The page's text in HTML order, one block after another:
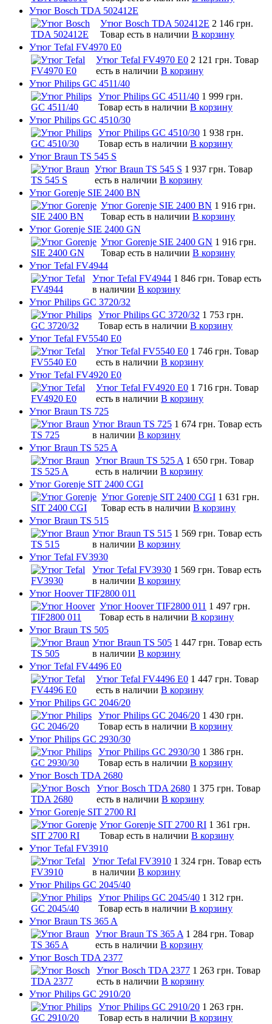
Утюг Bosch TDA 502412E
Утюг Bosch TDA 502412E 2 146 грн.
Товар есть в наличии В корзину
Утюг Tefal FV4970 E0
Утюг Tefal FV4970 E0 2 121 грн. Товар
есть в наличии В корзину
Утюг Philips GC 4511/40
Утюг Philips GC 4511/40 1 999 грн.
Товар есть в наличии В корзину
Утюг Philips GC 4510/30
Утюг Philips GC 4510/30 1 938 грн.
Товар есть в наличии В корзину
Утюг Braun TS 545 S
Утюг Braun TS 545 S 1 937 грн. Товар
есть в наличии В корзину
Утюг Gorenje SIE 2400 BN
Утюг Gorenje SIE 2400 BN 1 916 грн.
Товар есть в наличии В корзину
Утюг Gorenje SIE 2400 GN
Утюг Gorenje SIE 2400 GN 1 916 грн.
Товар есть в наличии В корзину
Утюг Tefal FV4944
Утюг Tefal FV4944 1 846 грн. Товар есть
в наличии В корзину
Утюг Philips GC 3720/32
Утюг Philips GC 3720/32 1 753 грн.
Товар есть в наличии В корзину
Утюг Tefal FV5540 E0
Утюг Tefal FV5540 E0 1 746 грн. Товар
есть в наличии В корзину
Утюг Tefal FV4920 E0
Утюг Tefal FV4920 E0 1 716 грн. Товар
есть в наличии В корзину
Утюг Braun TS 725
Утюг Braun TS 725 1 674 грн. Товар есть
в наличии В корзину
Утюг Braun TS 525 A
Утюг Braun TS 525 A 1 650 грн. Товар
есть в наличии В корзину
Утюг Gorenje SIT 2400 CGI
Утюг Gorenje SIT 2400 CGI 1 631 грн.
Товар есть в наличии В корзину
Утюг Braun TS 515
Утюг Braun TS 515 1 569 грн. Товар есть
в наличии В корзину
Утюг Tefal FV3930
Утюг Tefal FV3930 1 569 грн. Товар есть
в наличии В корзину
Утюг Hoover TIF2800 011
Утюг Hoover TIF2800 011 1 497 грн.
Товар есть в наличии В корзину
Утюг Braun TS 505
Утюг Braun TS 505 1 447 грн. Товар есть
в наличии В корзину
Утюг Tefal FV4496 E0
Утюг Tefal FV4496 E0 1 447 грн. Товар
есть в наличии В корзину
Утюг Philips GC 2046/20
Утюг Philips GC 2046/20 1 430 грн.
Товар есть в наличии В корзину
Утюг Philips GC 2930/30
Утюг Philips GC 2930/30 1 386 грн.
Товар есть в наличии В корзину
Утюг Bosch TDA 2680
Утюг Bosch TDA 2680 1 375 грн. Товар
есть в наличии В корзину
Утюг Gorenje SIT 2700 RI
Утюг Gorenje SIT 2700 RI 1 361 грн.
Товар есть в наличии В корзину
Утюг Tefal FV3910
Утюг Tefal FV3910 1 324 грн. Товар есть
в наличии В корзину
Утюг Philips GC 2045/40
Утюг Philips GC 2045/40 1 312 грн.
Товар есть в наличии В корзину
Утюг Braun TS 365 A
Утюг Braun TS 365 A 1 284 грн. Товар
есть в наличии В корзину
Утюг Bosch TDA 2377
Утюг Bosch TDA 2377 1 263 грн. Товар
есть в наличии В корзину
Утюг Philips GC 2910/20
Утюг Philips GC 2910/20 1 263 грн.
Товар есть в наличии В корзину